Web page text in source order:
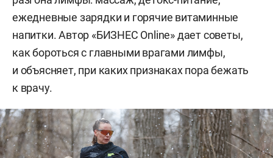
ежедневные зарядки и горячие витаминные
напитки. Автор «БИЗНЕС Online» дает советы,
как бороться с главными врагами лимфы,
и объясняет, при каких признаках пора бежать
к врачу.